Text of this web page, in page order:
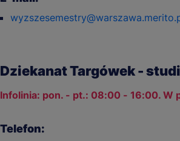
Dziekanat Targówek -
Infolinia: pon. - pt.: 08:00 - 16:00. W
Telefon: